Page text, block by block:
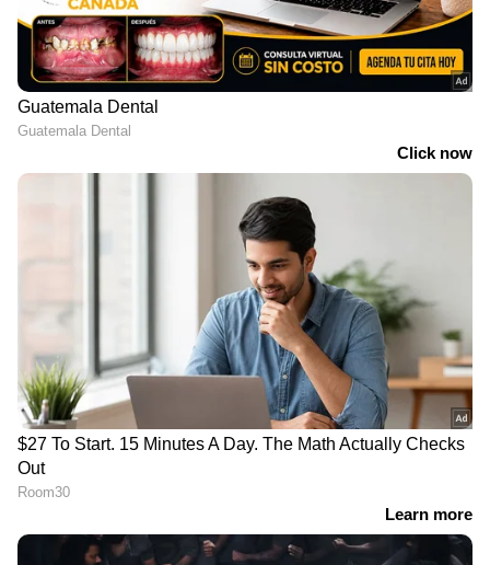
LATEST VIDEOS
കുന്നംകുളത്തെ സ്വകാര്യ ബസ്
അപകടം; ബസ് വന്നത് അമിത
വേഗതയിൽ, ഡ്രൈവര്‍ക്കെതിരെ
പ്രസംഗവുമായി സിപിഎം | CPM |
Payyanur | V Kunhikrishnan | KK